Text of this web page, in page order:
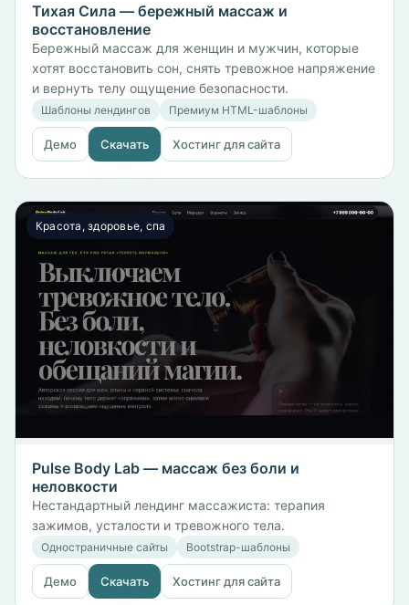
Тихая Сила — бережный массаж и
восстановление
Бережный массаж для женщин и мужчин, которые
хотят восстановить сон, снять тревожное напряжение
и вернуть телу ощущение безопасности.
Шаблоны лендингов Премиум HTML-шаблоны
Демо Скачать Хостинг для сайта
Красота, здоровье, спа
Pulse Body Lab — массаж без боли и
неловкости
Нестандартный лендинг массажиста: терапия
зажимов, усталости и тревожного тела.
Одностраничные сайты Bootstrap-шаблоны
Демо Скачать Хостинг для сайта